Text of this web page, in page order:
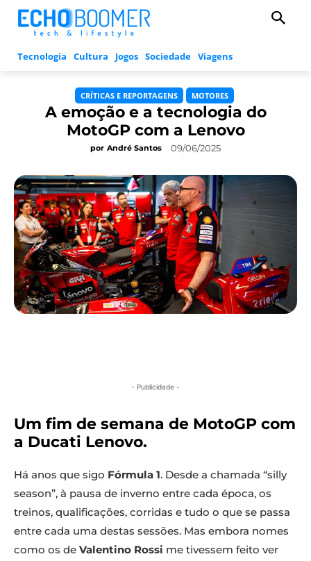
Tecnologia Cultura Jogos Sociedade Viagens
CRÍTICAS E REPORTAGENS MOTORES
A emoção e a tecnologia do
MotoGP com a Lenovo
por André Santos 09/06/2025
- Publicidade -
Um fim de semana de MotoGP com
a Ducati Lenovo.
Há anos que sigo Fórmula 1. Desde a chamada “silly
season”, à pausa de inverno entre cada época, os
treinos, qualificações, corridas e tudo o que se passa
entre cada uma destas sessões. Mas embora nomes
como os de Valentino Rossi me tivessem feito ver